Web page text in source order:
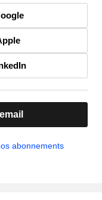
abonnements